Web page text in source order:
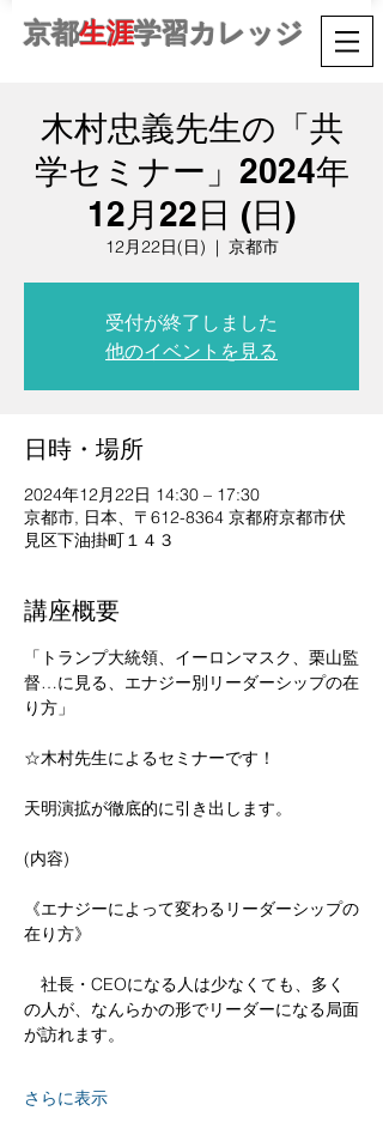
京都生涯学習カレッジ
木村忠義先生の「共
学セミナー」2024年
12月22日 (日)
12月22日(日)
  |
京都市
受付が終了しました
他のイベントを見る
日時・場所
2024年12月22日 14:30 – 17:30
京都市, 日本、〒612-8364 京都府京都市伏
見区下油掛町１４３
講座概要
「トランプ大統領、イーロンマスク、栗山監
督…に見る、エナジー別リーダーシップの在
り方」
☆木村先生によるセミナーです！
天明演拡が徹底的に引き出します。
(内容)
《エナジーによって変わるリーダーシップの
在り方》
社長・CEOになる人は少なくても、多く
の人が、なんらかの形でリーダーになる局面
が訪れます。
さらに表示